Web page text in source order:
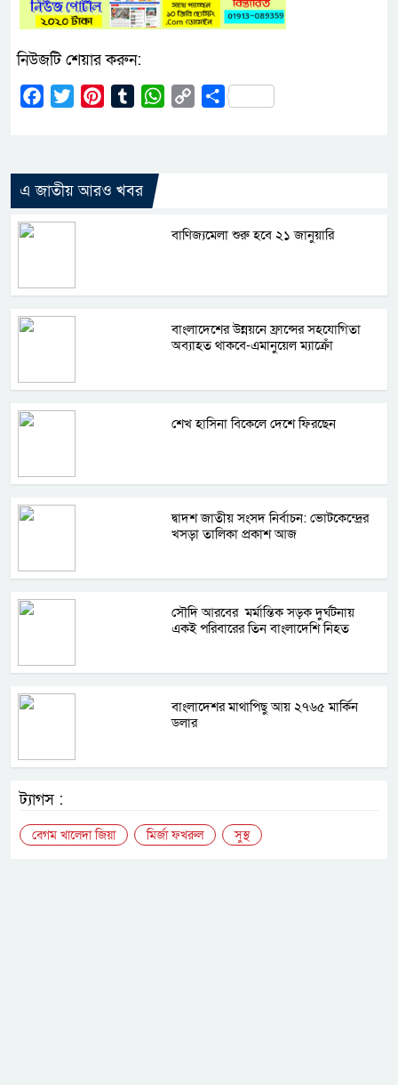
নিউজটি শেয়ার করুন:
Facebook
Twitter PinterestTumblrWhatsApp
CopyShare
এ জাতীয় আরও খবর
বাণিজ্যমেলা শুরু হবে ২১ জানুয়ারি
বাংলাদেশের উন্নয়নে ফ্রান্সের সহযোগিতা
অব্যাহত থাকবে-এমানুয়েল ম্যাক্রোঁ
শেখ হাসিনা বিকেলে দেশে ফিরছেন
দ্বাদশ জাতীয় সংসদ নির্বাচন: ভোটকেন্দ্রের
খসড়া তালিকা প্রকাশ আজ
সৌদি আরবের মর্মান্তিক সড়ক দুর্ঘটনায়
একই পরিবারের তিন বাংলাদেশি নিহত
বাংলাদেশর মাথাপিছু আয় ২৭৬৫ মার্কিন
ডলার
ট্যাগস :
বেগম খালেদা জিয়া মির্জা ফখরুল সুস্থ